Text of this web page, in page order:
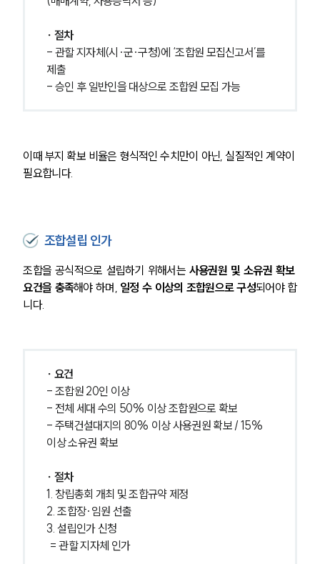
글로벌 파트너 로펌
고객의 소리
통합검색
AI대륜
사례분석/최신동향
법률지식인
고객후기
건설부 업무
∙ 절차
- 관할 지자체(시·군·구청)에 ‘조합원 모집신고서’를
제출
- 승인 후 일반인을 대상으로 조합원 모집 가능
이때 부지 확보 비율은 형식적인 수치만이 아닌, 실질적인 계약이
필요합니다.
조합설립 인가
조합을 공식적으로 설립하기 위해서는 사용권원 및 소유권 확보
요건을 충족해야 하며, 일정 수 이상의 조합원으로 구성되어야 합
니다.
∙ 요건
- 조합원 20인 이상
- 전체 세대 수의 50% 이상 조합원으로 확보
- 주택건설대지의 80% 이상 사용권원 확보 / 15%
이상 소유권 확보
∙ 절차
1. 창립총회 개최 및 조합규약 제정
2. 조합장·임원 선출
3. 설립인가 신청
= 관할 지자체 인가